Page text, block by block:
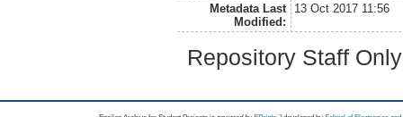
Metadata Last
Modified:
13 Oct 2017 11:56
Repository Staff